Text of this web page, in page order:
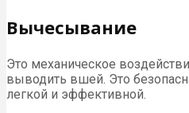
Вычесывание
Это механическое
выводить вшей. Это
легкой и эффективной.